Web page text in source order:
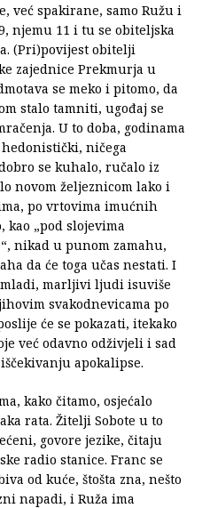
već spakirane, samo Ružu i
njemu 11 i tu se obiteljska
(Pri)povijest obitelji
zajednice Prekmurja u
se meko i pitomo, da
stalo tamniti, ugođaj se
U to doba, godinama
ničega
se kuhalo, ručalo iz
novom željeznicom lako i
po vrtovima imućnih
kao „pod slojevima
nikad u punom zamahu,
da će toga učas nestati. I
marljivi ljudi isuviše
svakodnevicama po
će se pokazati, itekako
već odavno odživjeli i sad
apokalipse.
kako čitamo, osjećalo
rata. Žitelji Sobote u to
govore jezike, čitaju
radio stanice. Franc se
od kuće, štošta zna, nešto
napadi, i Ruža ima